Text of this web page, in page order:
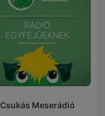
Csukás Meserádió